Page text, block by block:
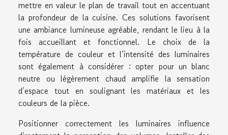
mettre en valeur le plan de travail tout en accentuant
la profondeur de la cuisine. Ces solutions favorisent
une ambiance lumineuse agréable, rendant le lieu à la
fois accueillant et fonctionnel. Le choix de la
température de couleur et l’intensité des luminaires
sont également à considérer : opter pour un blanc
neutre ou légèrement chaud amplifie la sensation
d’espace tout en soulignant les matériaux et les
couleurs de la pièce.
Positionner correctement les luminaires influence